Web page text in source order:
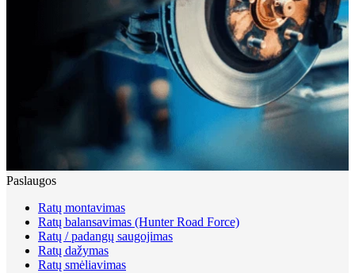
Paslaugos
Ratų montavimas
Ratų balansavimas (Hunter Road Force)
Ratų / padangų saugojimas
Ratų dažymas
Ratų smėliavimas